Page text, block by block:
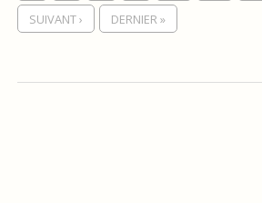
SUIVANT ›
DERNIER »